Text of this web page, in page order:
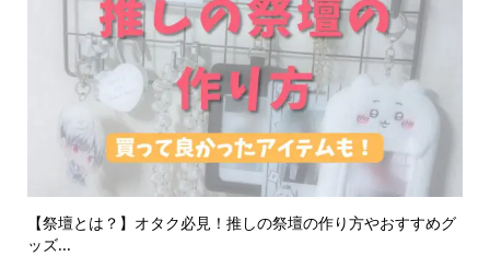
【祭壇とは？】オタク必見！推しの祭壇の作り方やおすすめグ
ッズ...